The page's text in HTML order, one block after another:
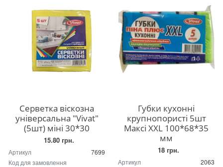
Серветка віскозна
універсальна "Vivat"
(5шт) міні 30*30
15.80 грн.
Артикул
7699
Код для замовлення
Губки кухонні
крупнопористі 5шт
Максі XXL 100*68*35
мм
18 грн.
Артикул
2063